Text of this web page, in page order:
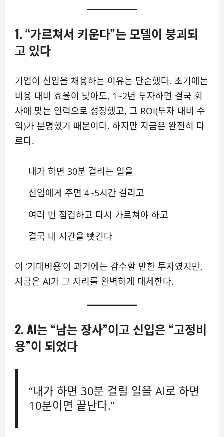
1. “가르쳐서 키운다”는 모델이 붕괴되
고 있다
기업이 신입을 채용하는 이유는 단순했다. 초기에는
비용 대비 효율이 낮아도, 1~2년 투자하면 결국 회
사에 맞는 인력으로 성장했고, 그 ROI(투자 대비 수
익)가 분명했기 때문이다. 하지만 지금은 완전히 다
르다.
내가 하면 30분 걸리는 일을
신입에게 주면 4~5시간 걸리고
여러 번 점검하고 다시 가르쳐야 하고
결국 내 시간을 뺏긴다
이 ‘기대비용’이 과거에는 감수할 만한 투자였지만,
지금은 AI가 그 자리를 완벽하게 대체한다.
2. AI는 “남는 장사”이고 신입은 “고정비
용”이 되었다
“내가 하면 30분 걸릴 일을 AI로 하면
10분이면 끝난다.”